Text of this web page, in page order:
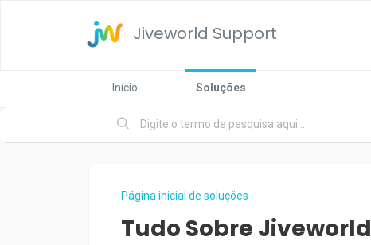
Jiveworld Support
Início Soluções
Página inicial de soluções
Tudo Sobre Jiveworld